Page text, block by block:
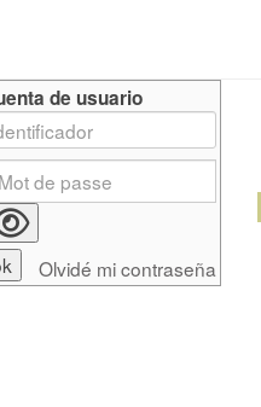
de usuario
Olvidé mi contraseña